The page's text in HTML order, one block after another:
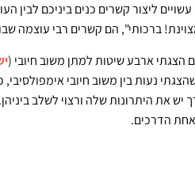
ליצור קשרים כנים ביניכם
ברכותי", הם קשרים רבי עוצמה
ארבע שיטות למתן משוב חיובי (
נעות בין משוב חיובי
את היתרונות שלה ורצוי לשלב
הדרכים.